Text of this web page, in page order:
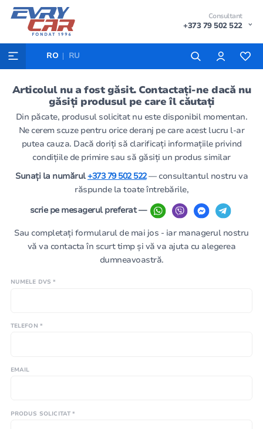
Consultant
+373 79 502 522
RO RU
Articolul nu a fost găsit. Contactați-ne dacă nu
găsiți produsul pe care îl căutați
Din păcate, produsul solicitat nu este disponibil momentan.
Ne cerem scuze pentru orice deranj pe care acest lucru l-ar
putea cauza. Dacă doriți să clarificați informațiile privind
condițiile de primire sau să găsiți un produs similar
Sunați la numărul+373 79 502 522— consultantul nostru va
răspunde la toate întrebările,
scrie pe mesagerul preferat —
Sau completați formularul de mai jos - iar managerul nostru
vă va contacta în scurt timp și vă va ajuta cu alegerea
dumneavoastră.
NUMELE DVS *
TELEFON *
EMAIL
PRODUS SOLICITAT *